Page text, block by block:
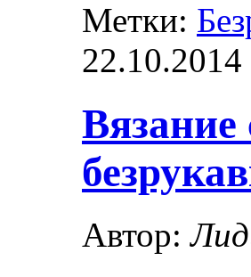
Метки:
22.10.2014
Автор: